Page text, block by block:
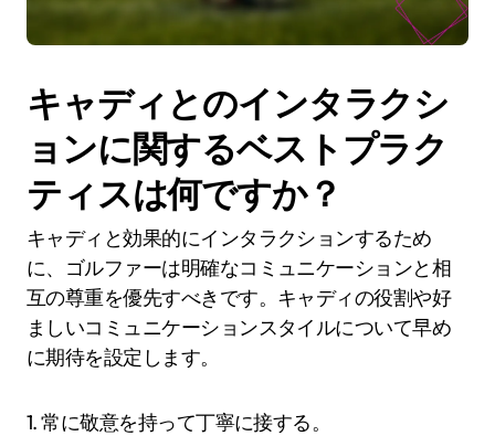
キャディとのインタラクシ
ョンに関するベストプラク
ティスは何ですか？
キャディと効果的にインタラクションするため
に、ゴルファーは明確なコミュニケーションと相
互の尊重を優先すべきです。キャディの役割や好
ましいコミュニケーションスタイルについて早め
に期待を設定します。
1. 常に敬意を持って丁寧に接する。